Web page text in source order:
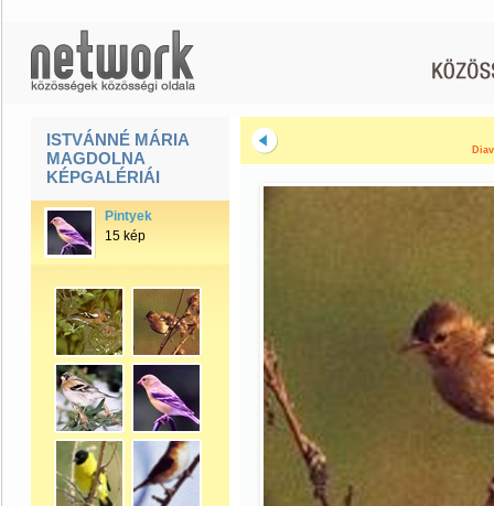
ISTVÁNNÉ MÁRIA
MAGDOLNA
KÉPGALÉRIÁI
Pintyek
15 kép